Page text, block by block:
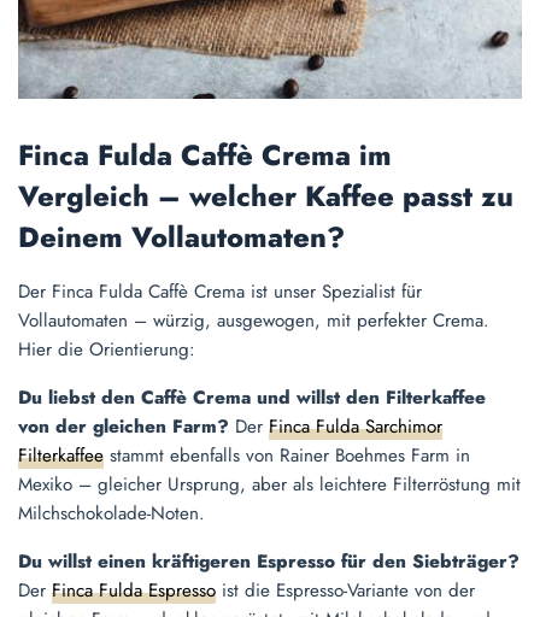
Finca Fulda Caffè Crema im
Vergleich – welcher Kaffee passt zu
Deinem Vollautomaten?
Der Finca Fulda Caffè Crema ist unser Spezialist für
Vollautomaten – würzig, ausgewogen, mit perfekter Crema.
Hier die Orientierung:
Du liebst den Caffè Crema und willst den Filterkaffee
von der gleichen Farm? Der Finca Fulda Sarchimor
Filterkaffee stammt ebenfalls von Rainer Boehmes Farm in
Mexiko – gleicher Ursprung, aber als leichtere Filterröstung mit
Milchschokolade-Noten.
Du willst einen kräftigeren Espresso für den Siebträger?
Der Finca Fulda Espresso ist die Espresso-Variante von der